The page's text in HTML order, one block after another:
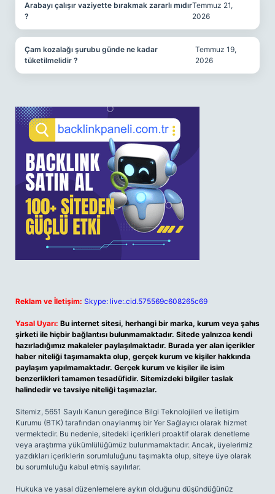
Arabayı çalışır vaziyette bırakmak zararlı mıdır
?
Temmuz 21,
2026
Çam kozalağı şurubu günde ne kadar
tüketilmelidir ?
Temmuz 19,
2026
Reklam ve İletişim: Skype: live:.cid.575569c608265c69
Yasal Uyarı: Bu internet sitesi, herhangi bir marka, kurum veya şahıs
şirketi ile hiçbir bağlantısı bulunmamaktadır. Sitede yalnızca kendi
hazırladığımız makaleler paylaşılmaktadır. Burada yer alan içerikler
haber niteliği taşımamakta olup, gerçek kurum ve kişiler hakkında
paylaşım yapılmamaktadır. Gerçek kurum ve kişiler ile isim
benzerlikleri tamamen tesadüfidir. Sitemizdeki bilgiler taslak
halindedir ve tavsiye niteliği taşımazlar.
Sitemiz, 5651 Sayılı Kanun gereğince Bilgi Teknolojileri ve İletişim
Kurumu (BTK) tarafından onaylanmış bir Yer Sağlayıcı olarak hizmet
vermektedir. Bu nedenle, sitedeki içerikleri proaktif olarak denetleme
veya araştırma yükümlülüğümüz bulunmamaktadır. Ancak, üyelerimiz
yazdıkları içeriklerin sorumluluğunu taşımakta olup, siteye üye olarak
bu sorumluluğu kabul etmiş sayılırlar.
Hukuka ve yasal düzenlemelere aykırı olduğunu düşündüğünüz